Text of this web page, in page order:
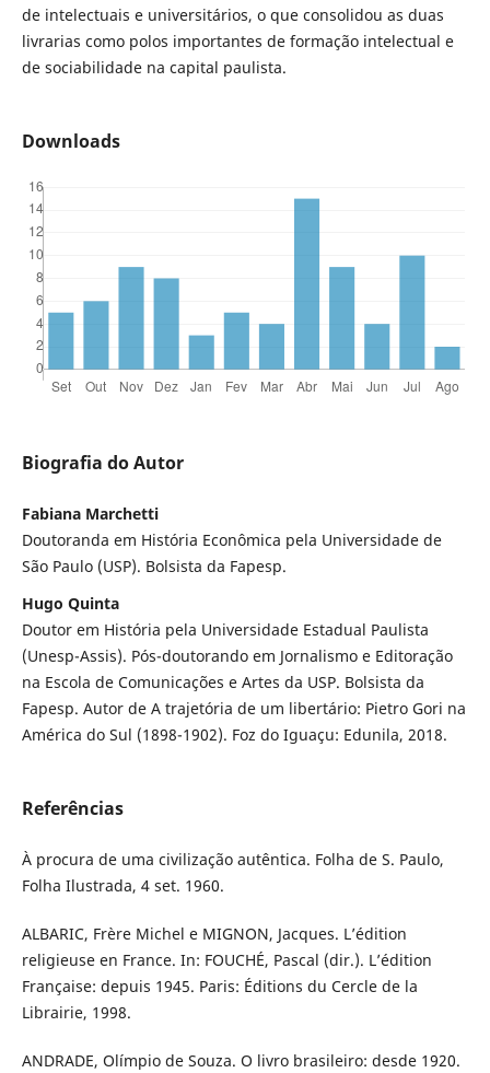
de intelectuais e universitários, o que consolidou as duas
livrarias como polos importantes de formação intelectual e
de sociabilidade na capital paulista.
Downloads
Biografia do Autor
Fabiana Marchetti
Doutoranda em História Econômica pela Universidade de
São Paulo (USP). Bolsista da Fapesp.
Hugo Quinta
Doutor em História pela Universidade Estadual Paulista
(Unesp-Assis). Pós-doutorando em Jornalismo e Editoração
na Escola de Comunicações e Artes da USP. Bolsista da
Fapesp. Autor de A trajetória de um libertário: Pietro Gori na
América do Sul (1898-1902). Foz do Iguaçu: Edunila, 2018.
Referências
À procura de uma civilização autêntica. Folha de S. Paulo,
Folha Ilustrada, 4 set. 1960.
ALBARIC, Frère Michel e MIGNON, Jacques. L’édition
religieuse en France. In: FOUCHÉ, Pascal (dir.). L’édition
Française: depuis 1945. Paris: Éditions du Cercle de la
Librairie, 1998.
ANDRADE, Olímpio de Souza. O livro brasileiro: desde 1920.